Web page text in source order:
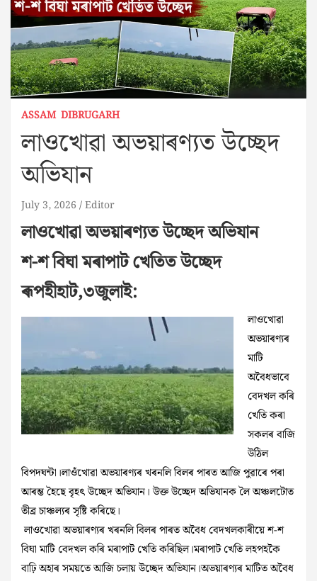
ASSAM DIBRUGARH
লাওখোৱা অভয়াৰণ্যত উচ্ছেদ
অভিযান
July 3, 2026 Editor
লাওখোৱা অভয়াৰণ্যত উচ্ছেদ অভিযান
শ-শ বিঘা মৰাপাট খেতিত উচ্ছেদ
ৰূপহীহাট,৩জুলাই:
লাওখোৱা
অভয়াৰণ্যৰ
মাটি
অবৈধভাবে
বেদখল কৰি
খেতি কৰা
সকলৰ বাজি
উঠিল
বিপদঘন্টা।লাওঁখোৱা অভয়াৰণ্যৰ খৰনলি বিলৰ পাৰত আজি পুৱাৰে পৰা
আৰম্ভ হৈছে বৃহৎ উচ্ছেদ অভিযান। উক্ত উচ্ছেদ অভিযানক লৈ অঞ্চলটোত
তীব্ৰ চাঞ্চল্যৰ সৃষ্টি কৰিছে।
​​ লাওখোৱা অভয়াৰণ্যৰ খৰনলি বিলৰ পাৰত অবৈধ বেদখলকাৰীয়ে শ-শ
বিঘা মাটি বেদখল কৰি মৰাপাট খেতি কৰিছিল।মৰাপাট খেতি লহপহকৈ
বাঢ়ি অহাৰ সময়তে আজি চলায় উচ্ছেদ অভিযান।অভয়াৰণ্যৰ মাটিত অবৈধ